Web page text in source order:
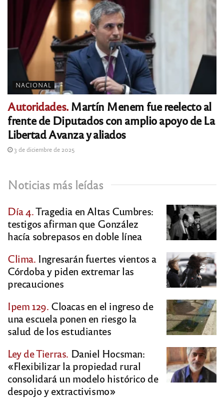
NACIONAL
Autoridades.Martín Menem fue reelecto al
frente de Diputados con amplio apoyo de La
Libertad Avanza y aliados
3 de diciembre de 2025
Noticias más leídas
Día 4.Tragedia en Altas Cumbres:
testigos afirman que González
hacía sobrepasos en doble línea
Clima. Ingresarán fuertes vientos a
Córdoba y piden extremar las
precauciones
Ipem 129. Cloacas en el ingreso de
una escuela ponen en riesgo la
salud de los estudiantes
Ley de Tierras. Daniel Hocsman:
«Flexibilizar la propiedad rural
consolidará un modelo histórico de
despojo y extractivismo»